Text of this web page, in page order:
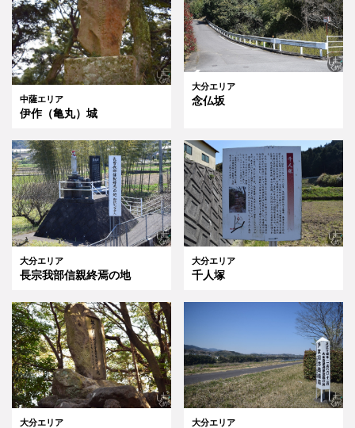
中薩エリア
伊作（亀丸）城
大分エリア
念仏坂
大分エリア
長宗我部信親終焉の地
大分エリア
千人塚
大分エリア 大分エリア